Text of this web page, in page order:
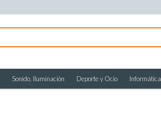
Sonido, Iluminación Deporte y Ocio Informática